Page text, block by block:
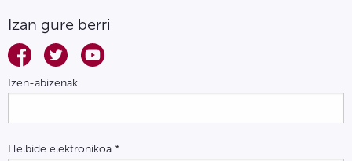
Izan gure berri
Izen-abizenak
Helbide elektronikoa *